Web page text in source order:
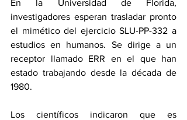
En la Universidad de Florida,
investigadores esperan trasladar pronto
el mimético del ejercicio SLU-PP-332 a
estudios en humanos. Se dirige a un
receptor llamado ERR en el que han
estado trabajando desde la década de
1980.
Los científicos indicaron que es